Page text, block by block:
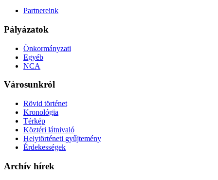
Partnereink
Pályázatok
Önkormányzati
Egyéb
NCA
Városunkról
Rövid történet
Kronológia
Térkép
Köztéri látnivaló
Helytörténeti gyűjtemény
Érdekességek
Archív hírek